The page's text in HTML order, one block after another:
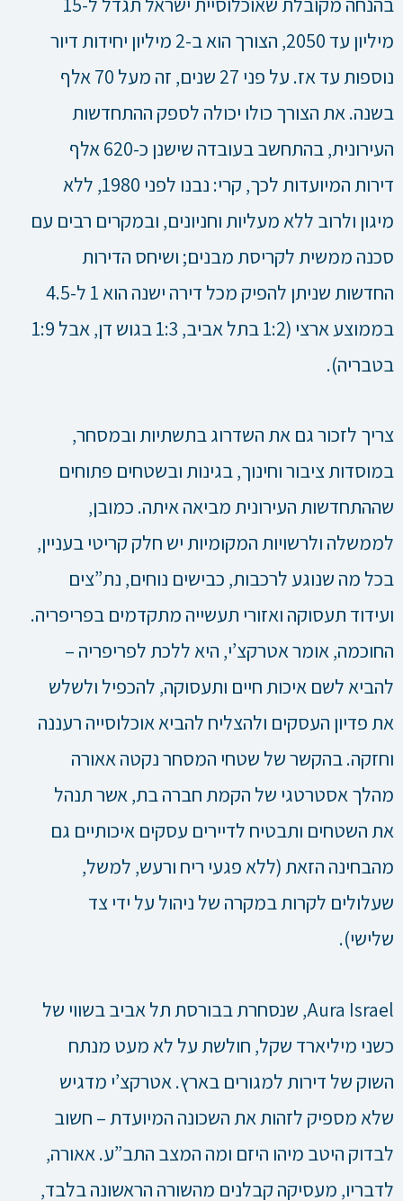
מיליון עד 2050, הצורך הוא ב-2 מיליון יחידות דיור
נוספות עד אז. על פני 27 שנים, זה מעל 70 אלף
בשנה. את הצורך כולו יכולה לספק ההתחדשות
העירונית, בהתחשב בעובדה שישנן כ-620 אלף
דירות המיועדות לכך, קרי: נבנו לפני 1980, ללא
מיגון ולרוב ללא מעליות וחניונים, ובמקרים רבים עם
סכנה ממשית לקריסת מבנים; ושיחס הדירות
החדשות שניתן להפיק מכל דירה ישנה הוא 1 ל-4.5
בממוצע ארצי (1:2 בתל אביב, 1:3 בגוש דן, אבל 1:9
בטבריה).
צריך לזכור גם את השדרוג בתשתיות ובמסחר,
במוסדות ציבור וחינוך, בגינות ובשטחים פתוחים
שההתחדשות העירונית מביאה איתה. כמובן,
לממשלה ולרשויות המקומיות יש חלק קריטי בעניין,
בכל מה שנוגע לרכבות, כבישים נוחים, נת”צים
ועידוד תעסוקה ואזורי תעשייה מתקדמים בפריפריה.
החוכמה, אומר אטרקצ’י, היא ללכת לפריפריה –
להביא לשם איכות חיים ותעסוקה, להכפיל ולשלש
את פדיון העסקים ולהצליח להביא אוכלוסייה רעננה
וחזקה. בהקשר של שטחי המסחר נקטה אאורה
מהלך אסטרטגי של הקמת חברה בת, אשר תנהל
את השטחים ותבטיח לדיירים עסקים איכותיים גם
מהבחינה הזאת (ללא פגעי ריח ורעש, למשל,
שעלולים לקרות במקרה של ניהול על ידי צד
שלישי).
Aura Israel, שנסחרת בבורסת תל אביב בשווי של
כשני מיליארד שקל, חולשת על לא מעט מנתח
השוק של דירות למגורים בארץ. אטרקצ’י מדגיש
שלא מספיק לזהות את השכונה המיועדת – חשוב
לבדוק היטב מיהו היזם ומה המצב התב”ע. אאורה,
לדבריו, מעסיקה קבלנים מהשורה הראשונה בלבד,